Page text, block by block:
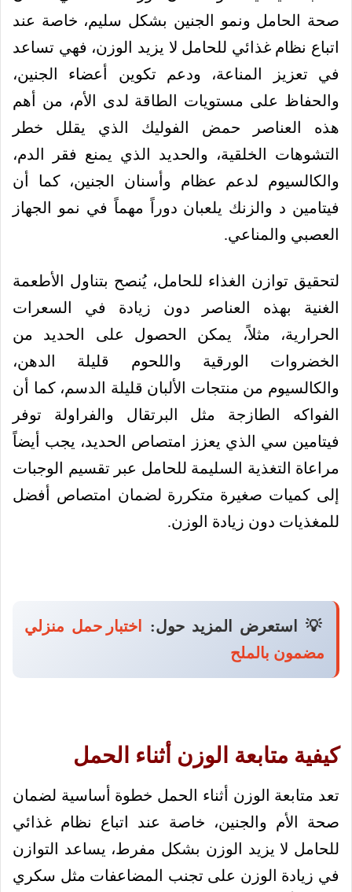
صحة الحامل ونمو الجنين بشكل سليم، خاصة عند
اتباع نظام غذائي للحامل لا يزيد الوزن، فهي تساعد
في تعزيز المناعة، ودعم تكوين أعضاء الجنين،
والحفاظ على مستويات الطاقة لدى الأم، من أهم
هذه العناصر حمض الفوليك الذي يقلل خطر
التشوهات الخلقية، والحديد الذي يمنع فقر الدم،
والكالسيوم لدعم عظام وأسنان الجنين، كما أن
فيتامين د والزنك يلعبان دوراً مهماً في نمو الجهاز
العصبي والمناعي.
لتحقيق توازن الغذاء للحامل، يُنصح بتناول الأطعمة
الغنية بهذه العناصر دون زيادة في السعرات
الحرارية، مثلاً، يمكن الحصول على الحديد من
الخضروات الورقية واللحوم قليلة الدهن،
والكالسيوم من منتجات الألبان قليلة الدسم، كما أن
الفواكه الطازجة مثل البرتقال والفراولة توفر
فيتامين سي الذي يعزز امتصاص الحديد، يجب أيضاً
مراعاة التغذية السليمة للحامل عبر تقسيم الوجبات
إلى كميات صغيرة متكررة لضمان امتصاص أفضل
للمغذيات دون زيادة الوزن.
💡 استعرض المزيد حول:
اختبار حمل منزلي
مضمون بالملح
كيفية متابعة الوزن أثناء الحمل
تعد متابعة الوزن أثناء الحمل خطوة أساسية لضمان
صحة الأم والجنين، خاصة عند اتباع نظام غذائي
للحامل لا يزيد الوزن بشكل مفرط، يساعد التوازن
في زيادة الوزن على تجنب المضاعفات مثل سكري